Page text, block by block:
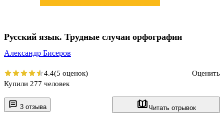
3 отзыва Читать отрывок
Русский язык. Трудные случаи орфографии
Александр Бисеров
4.4(5 оценок)
Оценить
Купили 277 человек